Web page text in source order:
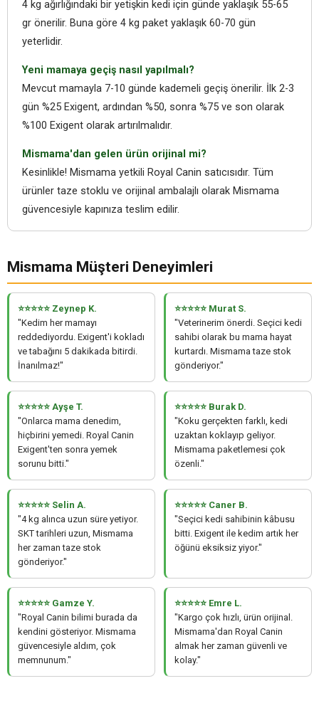
4 kg ağırlığındaki bir yetişkin kedi için günde yaklaşık 55-65
gr önerilir. Buna göre 4 kg paket yaklaşık 60-70 gün
yeterlidir.
Yeni mamaya geçiş nasıl yapılmalı?
Mevcut mamayla 7-10 günde kademeli geçiş önerilir. İlk 2-3
gün %25 Exigent, ardından %50, sonra %75 ve son olarak
%100 Exigent olarak artırılmalıdır.
Mismama'dan gelen ürün orijinal mi?
Kesinlikle! Mismama yetkili Royal Canin satıcısıdır. Tüm
ürünler taze stoklu ve orijinal ambalajlı olarak Mismama
güvencesiyle kapınıza teslim edilir.
Mismama Müşteri Deneyimleri
⭐⭐⭐⭐⭐ Zeynep K.
"Kedim her mamayı
reddediyordu. Exigent'i kokladı
ve tabağını 5 dakikada bitirdi.
İnanılmaz!"
⭐⭐⭐⭐⭐ Murat S.
"Veterinerim önerdi. Seçici kedi
sahibi olarak bu mama hayat
kurtardı. Mismama taze stok
gönderiyor."
⭐⭐⭐⭐⭐ Ayşe T.
"Onlarca mama denedim,
hiçbirini yemedi. Royal Canin
Exigent'ten sonra yemek
sorunu bitti."
⭐⭐⭐⭐⭐ Burak D.
"Koku gerçekten farklı, kedi
uzaktan koklayıp geliyor.
Mismama paketlemesi çok
özenli."
⭐⭐⭐⭐⭐ Selin A.
"4 kg alınca uzun süre yetiyor.
SKT tarihleri uzun, Mismama
her zaman taze stok
gönderiyor."
⭐⭐⭐⭐⭐ Caner B.
"Seçici kedi sahibinin kâbusu
bitti. Exigent ile kedim artık her
öğünü eksiksiz yiyor."
⭐⭐⭐⭐⭐ Gamze Y.
"Royal Canin bilimi burada da
kendini gösteriyor. Mismama
güvencesiyle aldım, çok
memnunum."
⭐⭐⭐⭐⭐ Emre L.
"Kargo çok hızlı, ürün orijinal.
Mismama'dan Royal Canin
almak her zaman güvenli ve
kolay."